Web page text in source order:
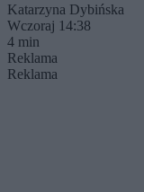
Katarzyna Dybińska
Wczoraj 14:38
4 min
Reklama
Reklama